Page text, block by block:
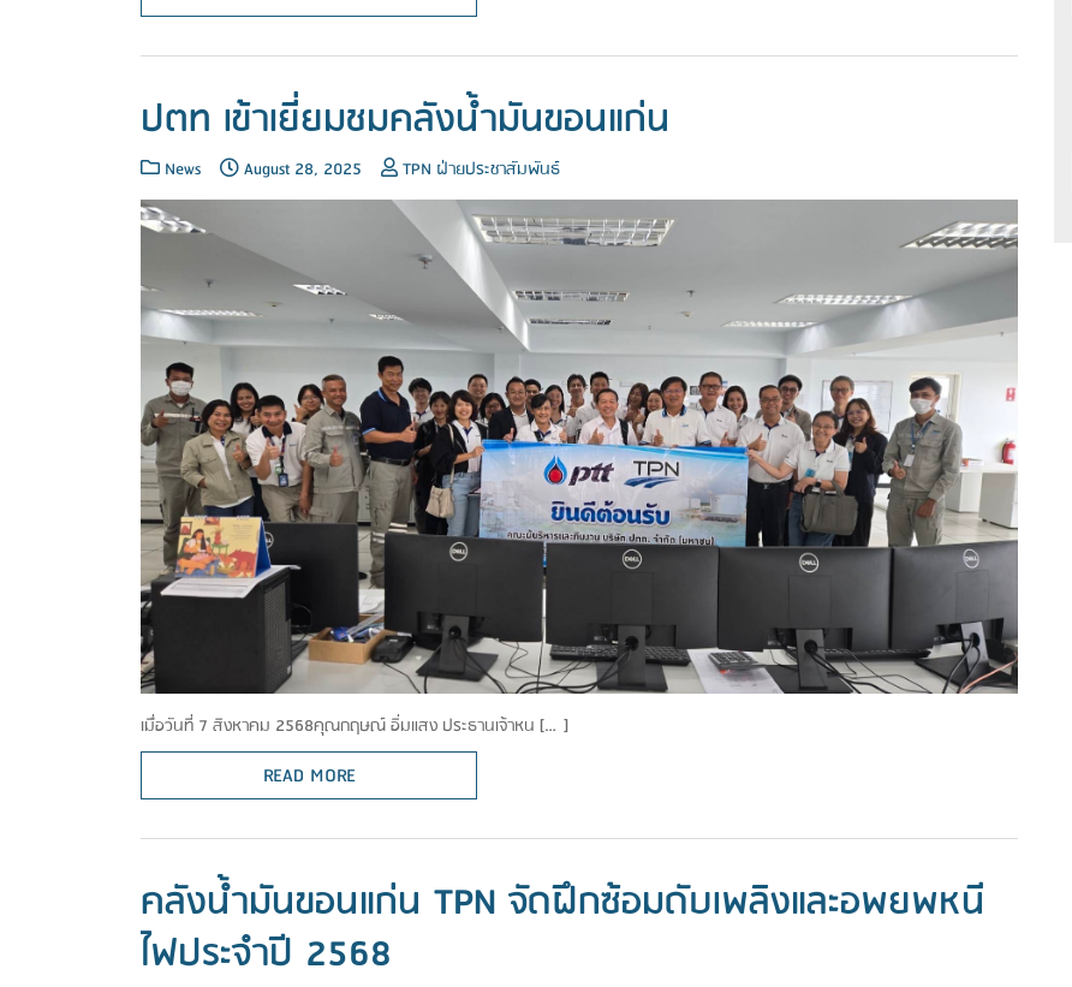
ปตท เข้าเยี่ยมชมคลังน้ำมันขอนแก่น
News August 28, 2025 TPN ฝ่ายประชาสัมพันธ์
เมื่อวันที่ 7 สิงหาคม 2568คุณกฤษณ์ อิ่มแสง ประธานเจ้าหน […]
READ MORE
คลังน้ำมันขอนแก่น TPN จัดฝึกซ้อมดับเพลิงและอพยพหนี
ไฟประจำปี 2568